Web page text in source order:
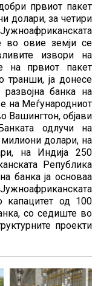
првиот пакет
долари, за четири
во овие земји се
извори на
на првиот пакет
транши, ја донесе
банка на
на Меѓународниот
Вашингтон, објави
одлучи на
долари, на
на Индија 250
Република
банка ја основаа
капацитет од 100
со седиште во
проекти